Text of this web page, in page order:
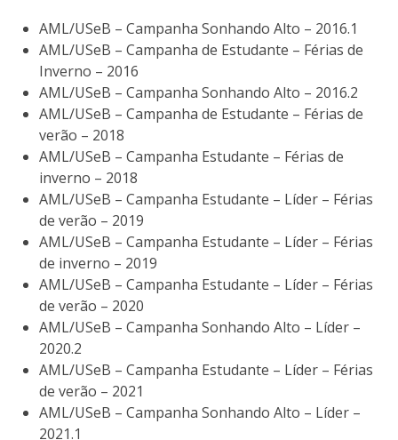
AML/USeB – Campanha Sonhando Alto – 2016.1
AML/USeB – Campanha de Estudante – Férias de
Inverno – 2016
AML/USeB – Campanha Sonhando Alto – 2016.2
AML/USeB – Campanha de Estudante – Férias de
verão – 2018
AML/USeB – Campanha Estudante – Férias de
inverno – 2018
AML/USeB – Campanha Estudante – Líder – Férias
de verão – 2019
AML/USeB – Campanha Estudante – Líder – Férias
de inverno – 2019
AML/USeB – Campanha Estudante – Líder – Férias
de verão – 2020
AML/USeB – Campanha Sonhando Alto – Líder –
2020.2
AML/USeB – Campanha Estudante – Líder – Férias
de verão – 2021
AML/USeB – Campanha Sonhando Alto – Líder –
2021.1